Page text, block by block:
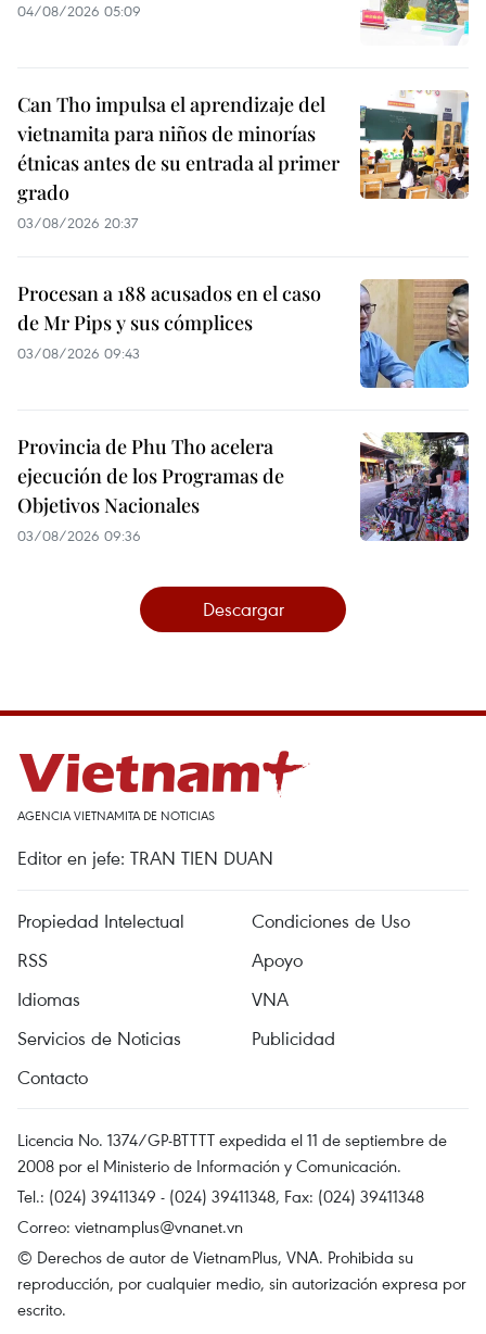
04/08/2026 05:09
Can Tho impulsa el aprendizaje del
vietnamita para niños de minorías
étnicas antes de su entrada al primer
grado
03/08/2026 20:37
Procesan a 188 acusados en el caso
de Mr Pips y sus cómplices
03/08/2026 09:43
Provincia de Phu Tho acelera
ejecución de los Programas de
Objetivos Nacionales
03/08/2026 09:36
Descargar
AGENCIA VIETNAMITA DE NOTICIAS
Editor en jefe: TRAN TIEN DUAN
Propiedad Intelectual
Condiciones de Uso
RSS
Apoyo
Idiomas
VNA
Servicios de Noticias
Publicidad
Contacto
Licencia No. 1374/GP-BTTTT expedida el 11 de septiembre de
2008 por el Ministerio de Información y Comunicación.
Tel.: (024) 39411349 - (024) 39411348, Fax: (024) 39411348
Correo: vietnamplus@vnanet.vn
© Derechos de autor de VietnamPlus, VNA. Prohibida su
reproducción, por cualquier medio, sin autorización expresa por
escrito.